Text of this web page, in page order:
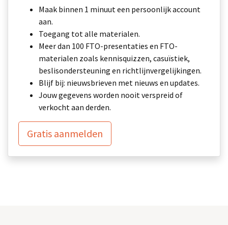
Maak binnen 1 minuut een persoonlijk account
aan.
Toegang tot alle materialen.
Meer dan 100 FTO-presentaties en FTO-
materialen zoals kennisquizzen, casuïstiek,
beslisondersteuning en richtlijnvergelijkingen.
Blijf bij: nieuwsbrieven met nieuws en updates.
Jouw gegevens worden nooit verspreid of
verkocht aan derden.
Gratis aanmelden